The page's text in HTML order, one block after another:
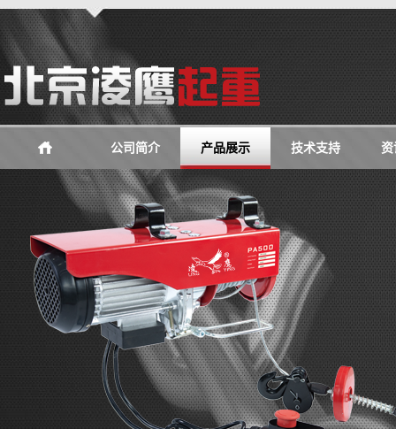
公司简介 产品展示 技术支持